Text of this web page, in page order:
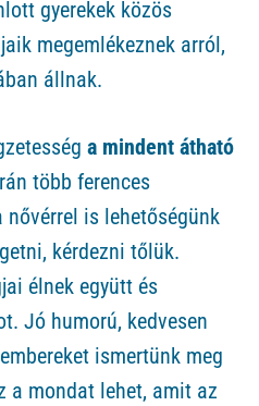
gyerekek közös
megemlékeznek arról,
állnak.
a mindent átható
több ferences
is lehetőségünk
kérdezni tőlük.
élnek együtt és
Jó humorú, kedvesen
ismertünk meg
a mondat lehet, amit az